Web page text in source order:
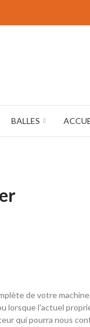
BALLES
de votre
lorsque l'actuel
qui pourra nous